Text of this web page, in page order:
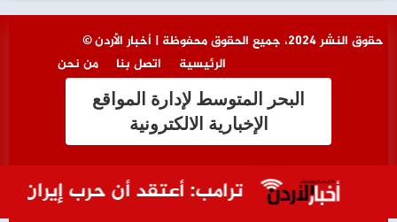
ترامب: أعتقد أن حرب إيران
© حقوق النشر 2024، جميع الحقوق محفوظة | أخبار الأردن
من نحن
اتصل بنا الرئيسية
البحر المتوسط لإدارة المواقع
الإخبارية الالكترونية